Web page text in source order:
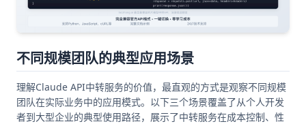
不同规模团队的典型应用场景
理解Claude API中转服务的价值，最直观的方式是观察不同规模
团队在实际业务中的应用模式。以下三个场景覆盖了从个人开发
者到大型企业的典型使用路径，展示了中转服务在成本控制、性